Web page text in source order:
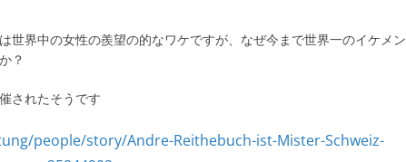
世界中の女性の羨望の的なワケですが、なぜ今まで世界一のイケメン
？
されたそうです